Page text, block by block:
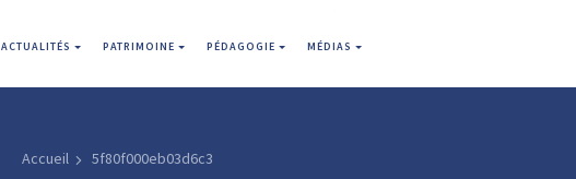
ACTUALITÉS PATRIMOINE PÉDAGOGIE MÉDIAS
Accueil 5f80f000eb03d6c3